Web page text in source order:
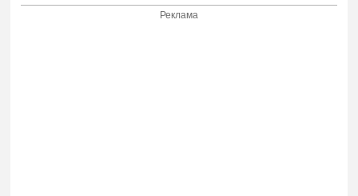
Реклама